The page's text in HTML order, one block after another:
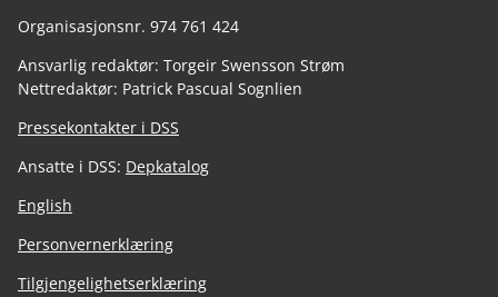
Organisasjonsnr. 974 761 424
Ansvarlig redaktør: Torgeir Swensson Strøm
Nettredaktør: Patrick Pascual Sognlien
Pressekontakter i DSS
Ansatte i DSS: Depkatalog
English
Personvernerklæring
Tilgjengelighetserklæring